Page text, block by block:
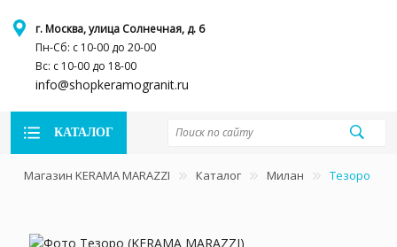
г. Москва, улица Солнечная, д. 6
Пн-Сб: с 10-00 до 20-00
Вс: с 10-00 до 18-00
info@shopkeramogranit.ru
КАТАЛОГ
Магазин KERAMA MARAZZI Каталог Милан Тезоро